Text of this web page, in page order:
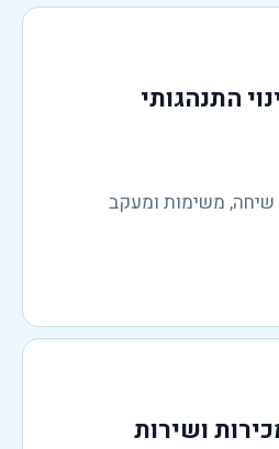
התנהגותי
שיחה, משימות ומעקב
ושירות